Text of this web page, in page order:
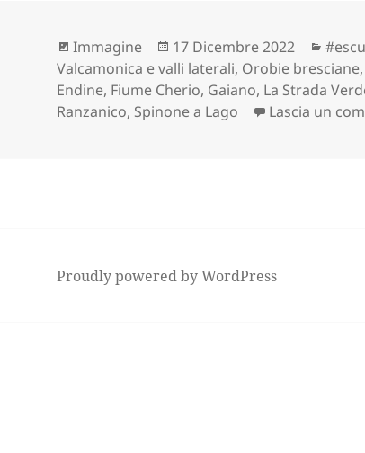
Formato
Immagine
Scritto
il
17 Dicembre 2022
Valcamonica e valli laterali, Orobie
Endine, Fiume Cherio, Gaiano, La Strada
Ranzanico, Spinone a Lago Lascia un
Proudly powered by WordPress